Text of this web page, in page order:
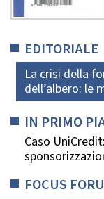
EDITORIALE
La crisi della
dell’albero: le
IN PRIMO
Caso
FOCUS